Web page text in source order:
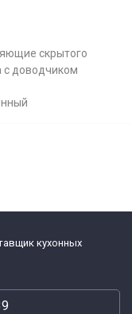
скрытого
доводчиком
кухонных